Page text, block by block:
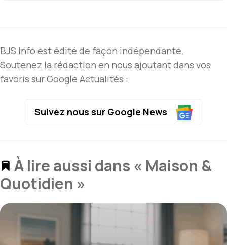
BJS Info est édité de façon indépendante.
Soutenez la rédaction en nous ajoutant dans vos
favoris sur Google Actualités :
Suivez nous sur Google News
À lire aussi dans « Maison &
Quotidien »